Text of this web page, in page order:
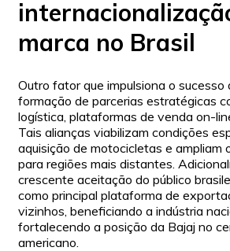
marca no Brasil
Outro fator que impulsiona o sucesso
formação de parcerias estratégicas
logística, plataformas de venda on-
Tais alianças viabilizam condições
aquisição de motocicletas e ampliam
para regiões mais distantes.
crescente aceitação do público
como principal plataforma de
vizinhos, beneficiando a indústria
fortalecendo a posição da Bajaj no
americano.